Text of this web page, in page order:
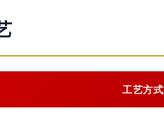
工艺方式